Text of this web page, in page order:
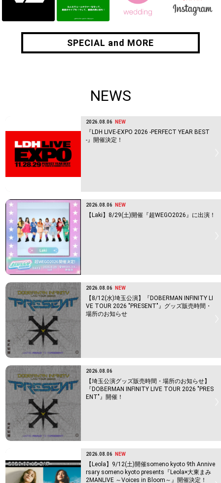
SPECIAL and MORE
SPECIAL and MORE
NEWS
2026.08.06 NEW
『LDH LIVE-EXPO 2026 -PERFECT YEAR BEST
-』開催決定！
2026.08.06 NEW
【Laki】8/29(土)開催『超WEGO2026』に出演！
2026.08.06 NEW
【8/12(水)埼玉公演】『DOBERMAN INFINITY LI
VE TOUR 2026 "PRESENT"』グッズ販売時間・
場所のお知らせ
2026.08.06
【埼玉公演グッズ販売時間・場所のお知らせ】
『DOBERMAN INFINITY LIVE TOUR 2026 "PRES
ENT"』開催！
2026.08.06 NEW
【Leola】9/12(土)開催someno kyoto 9th Annive
rsary someno kyoto presents『Leola×大東まみ
2MANLIVE ～Voices in Bloom～』開催決定！